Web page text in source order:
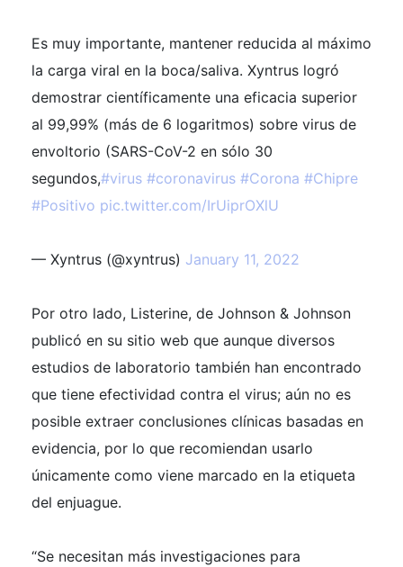
Es muy importante, mantener reducida al máximo
la carga viral en la boca/saliva. Xyntrus logró
demostrar científicamente una eficacia superior
al 99,99% (más de 6 logaritmos) sobre virus de
envoltorio (SARS-CoV-2 en sólo 30
segundos,#virus #coronavirus #Corona #Chipre
#Positivo pic.twitter.com/IrUiprOXlU
— Xyntrus (@xyntrus) January 11, 2022
Por otro lado, Listerine, de Johnson & Johnson
publicó en su sitio web que aunque diversos
estudios de laboratorio también han encontrado
que tiene efectividad contra el virus; aún no es
posible extraer conclusiones clínicas basadas en
evidencia, por lo que recomiendan usarlo
únicamente como viene marcado en la etiqueta
del enjuague.
“Se necesitan más investigaciones para